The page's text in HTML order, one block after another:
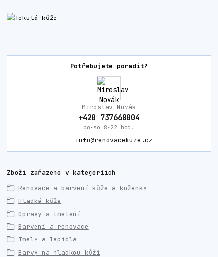
Potřebujete poradit?
Miroslav Novák
+420 737668004
po-so 8-22 hod.
info@renovacekuze.cz
Zboží zařazeno v kategoriích
Renovace a barvení kůže a koženky
Hladká kůže
Opravy a tmelení
Barvení a renovace
Tmely a lepidla
Barvy na hladkou kůži